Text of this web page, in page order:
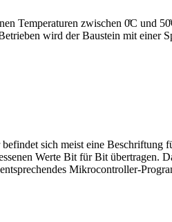
Temperaturen zwischen 0̊C und
wird der Baustein mit einer
sich meist eine
Werte Bit für Bit übertragen.
Mikrocontroller-